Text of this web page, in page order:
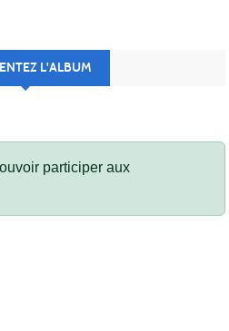
L'ALBUM
participer aux